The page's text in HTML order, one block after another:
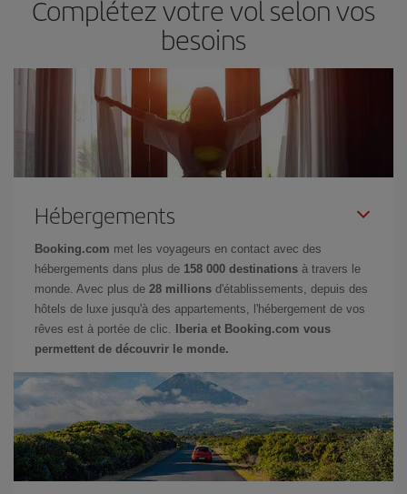
Complétez votre vol selon vos
besoins
Hébergements
Booking.com met les voyageurs en contact avec des
hébergements dans plus de 158 000 destinations à travers le
monde. Avec plus de 28 millions d'établissements, depuis des
hôtels de luxe jusqu'à des appartements, l'hébergement de vos
rêves est à portée de clic.
Iberia et Booking.com vous
permettent de découvrir le monde.